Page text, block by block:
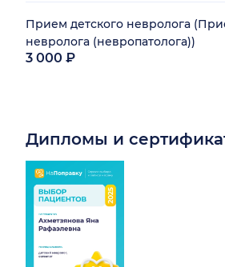
Прием детского невролога
невролога (невропатолога))
3 000 ₽
Дипломы и